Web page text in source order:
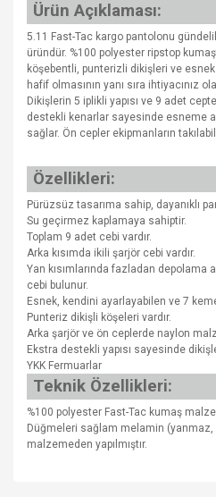
Ürün Açıklaması:
5.11 Fast-Tac kargo pantolonu
üründür. %100 polyester ripstop
köşebentli, punterizli dikişleri ve
hafif olmasının yanı sıra ihtiyacınız
Dikişlerin 5 iplikli yapısı ve 9 adet
destekli kenarlar sayesinde esneme
sağlar. Ön cepler ekipmanların
Özellikleri:
Pürüzsüz tasarıma sahip, dayanıklı
Su geçirmez kaplamaya sahiptir.
Toplam 9 adet cebi vardır.
Arka kısımda ikili şarjör cebi vardır.
Yan kısımlarında fazladan depolama
cebi bulunur.
Esnek, kendini ayarlayabilen ve 7
Punteriz dikişli köşeleri vardır.
Arka şarjör ve ön ceplerde naylon
Ekstra destekli yapısı sayesinde
YKK Fermuarlar
Teknik Özellikleri:
%100 polyester Fast-Tac kumaş
Düğmeleri sağlam melamin
malzemeden yapılmıştır.